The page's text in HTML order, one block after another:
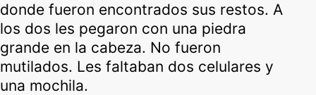
donde fueron encontrados sus restos. A
los dos les pegaron con una piedra
grande en la cabeza. No fueron
mutilados. Les faltaban dos celulares y
una mochila.